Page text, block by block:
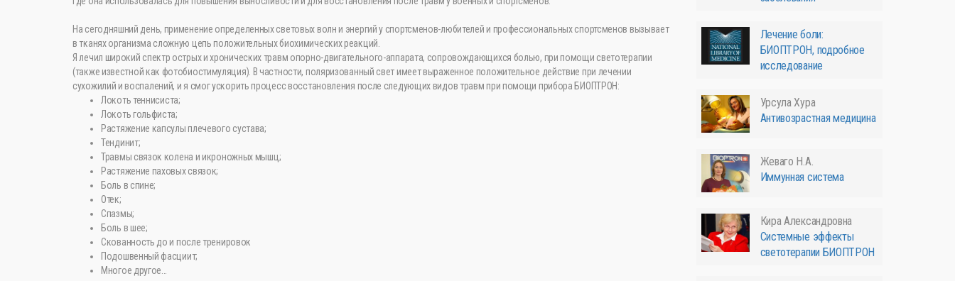
На сегодняшний день, применение определенных световых волн и энергий у спортсменов-любителей и профессиональных спортсменов вызывает
в тканях организма сложную цепь положительных биохимических реакций.
Я лечил широкий спектр острых и хронических травм опорно-двигательного-аппарата, сопровождающихся болью, при помощи светотерапии
(также известной как фотобиостимуляция). В частности, поляризованный свет имеет выраженное положительное действие при лечении
сухожилий и воспалений, и я смог ускорить процесс восстановления после следующих видов травм при помощи прибора БИОПТРОН:
Локоть теннисиста;
Локоть гольфиста;
Растяжение капсулы плечевого сустава;
Тендинит;
Травмы связок колена и икроножных мышц;
Растяжение паховых связок;
Боль в спине;
Отек;
Спазмы;
Боль в шее;
Скованность до и после тренировок
Подошвенный фасциит;
Многое другое…
Лечение боли:
БИОПТРОН, подробное
исследование
Урсула Хура
Антивозрастная медицина
Жеваго Н.А.
Иммунная система
Кира Александровна
Системные эффекты
светотерапии БИОПТРОН